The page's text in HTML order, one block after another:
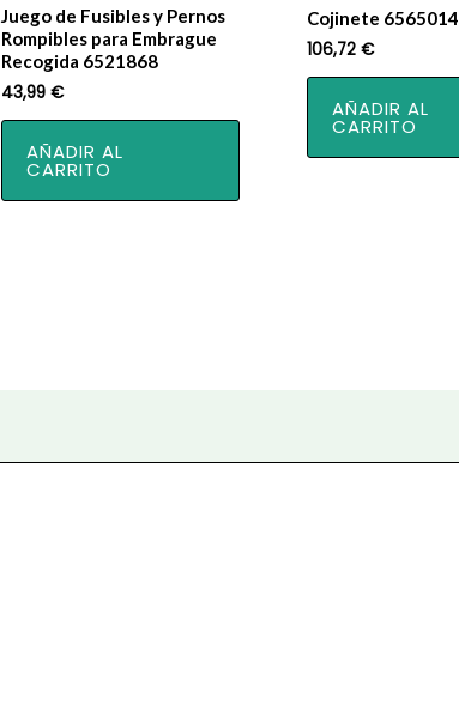
Juego de Fusibles y Pernos
Rompibles para Embrague
Recogida 6521868
43,99€
AÑADIR AL
CARRITO
Cojinete 6565014
106,72 €
AÑADIR AL
CARRITO